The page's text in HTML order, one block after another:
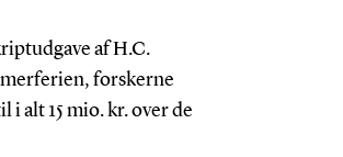
af H.C.
forskerne
alt 15 mio. kr. over de